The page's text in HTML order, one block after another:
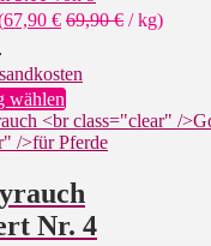
67,90 € 69,90€ /kg)
wählenDieses
Produkt
weist
Varianten
auf.
Die
Nr. 4